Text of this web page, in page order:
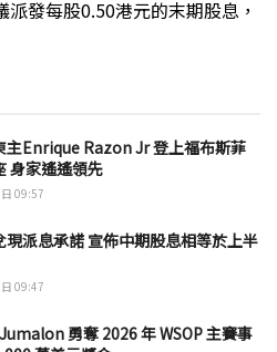
發每股0.50港元的末期股息，
主Enrique Razon Jr 登上福布斯菲
身家遙遙領先
09:57
現派息承諾 宣佈中期股息相等於上半
09:47
勇奪 2026 年 WSOP 主賽事